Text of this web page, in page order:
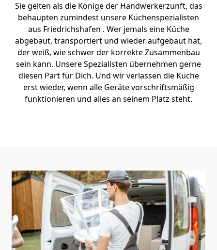
Sie gelten als die Könige der Handwerkerzunft, das
behaupten zumindest unsere Küchenspezialisten
aus Friedrichshafen . Wer jemals eine Küche
abgebaut, transportiert und wieder aufgebaut hat,
der weiß, wie schwer der korrekte Zusammenbau
sein kann. Unsere Spezialisten übernehmen gerne
diesen Part für Dich. Und wir verlassen die Küche
erst wieder, wenn alle Geräte vorschriftsmäßig
funktionieren und alles an seinem Platz steht.